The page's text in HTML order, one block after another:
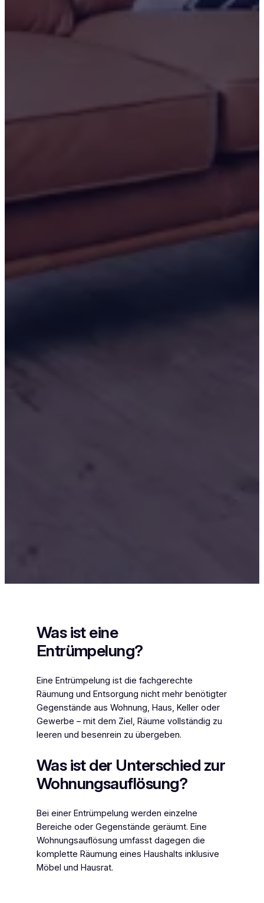
Was ist eine
Entrümpelung?
Eine Entrümpelung ist die fachgerechte
Räumung und Entsorgung nicht mehr benötigter
Gegenstände aus Wohnung, Haus, Keller oder
Gewerbe – mit dem Ziel, Räume vollständig zu
leeren und besenrein zu übergeben.
Was ist der Unterschied zur
Wohnungsauflösung?
Bei einer Entrümpelung werden einzelne
Bereiche oder Gegenstände geräumt. Eine
Wohnungsauflösung umfasst dagegen die
komplette Räumung eines Haushalts inklusive
Möbel und Hausrat.